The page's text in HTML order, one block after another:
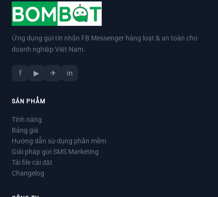
Ứng dụng gửi tin nhắn FB Messenger hàng loạt & an toàn cho
doanh nghiệp Việt Nam.
f ▶ ✈ in
SẢN PHẨM
Tính năng
Bảng giá
Hướng dẫn sử dụng phần mềm
Giải pháp gửi SMS Marketing
Tải file cài đặt
Changelog